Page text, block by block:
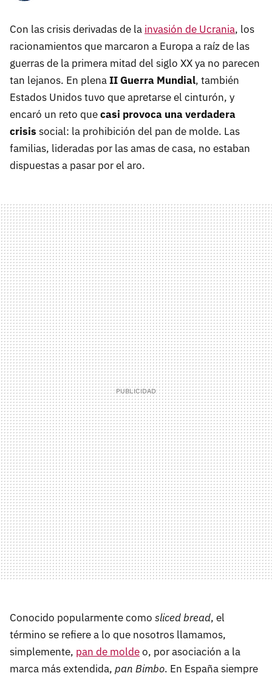
Con las crisis derivadas de la invasión de Ucrania, los
racionamientos que marcaron a Europa a raíz de las
guerras de la primera mitad del siglo XX ya no parecen
tan lejanos. En plenaII Guerra Mundial, también
Estados Unidos tuvo que apretarse el cinturón, y
encaró un reto quecasi provoca una verdadera
crisis social: la prohibición del pan de molde. Las
familias, lideradas por las amas de casa, no estaban
dispuestas a pasar por el aro.
Conocido popularmente como sliced bread, el
término se refiere a lo que nosotros llamamos,
simplemente, pan de moldeo, por asociación a la
marca más extendida, pan Bimbo. En España siempre